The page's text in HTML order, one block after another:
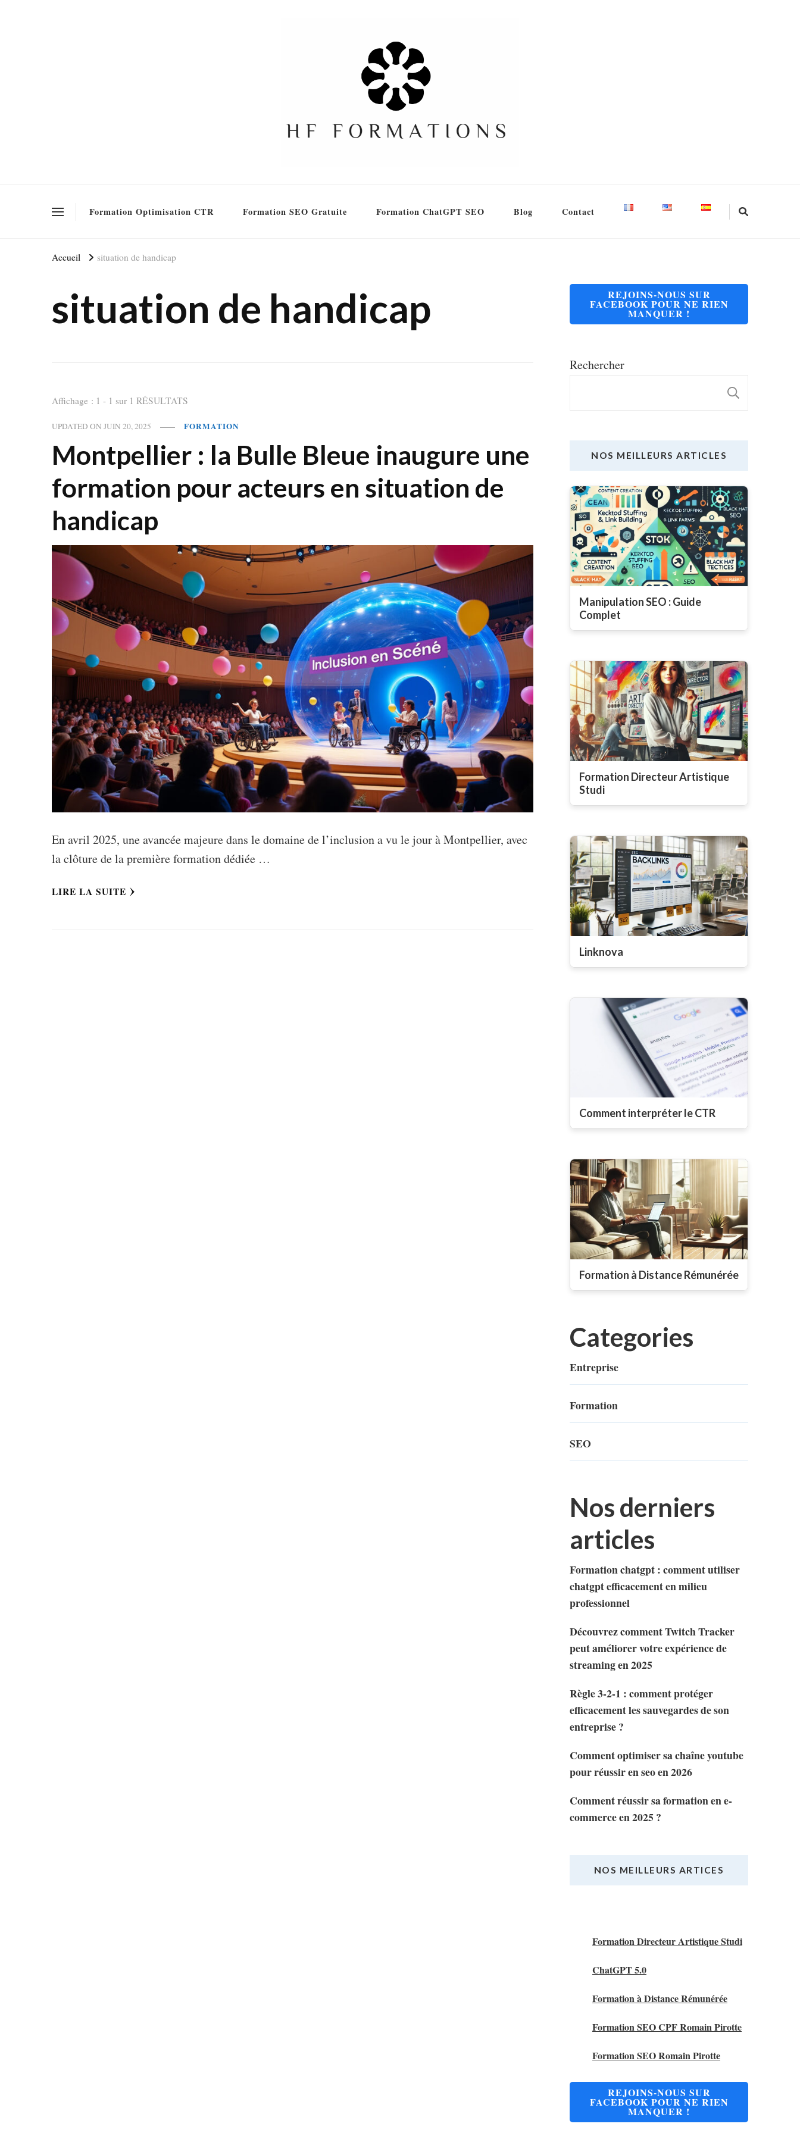
Formation Optimisation CTR Formation SEO Gratuite Formation ChatGPT SEO Blog Contact
Accueil situation de handicap
situation de handicap
Affichage : 1 - 1 sur 1 RÉSULTATS
UPDATED ONJUIN 20, 2025 FORMATION
Montpellier : la Bulle Bleue inaugure une
formation pour acteurs en situation de
handicap
En avril 2025, une avancée majeure dans le domaine de l’inclusion a vu le jour à Montpellier, avec
la clôture de la première formation dédiée …
LIRE LA SUITE
REJOINS-NOUS SUR
FACEBOOK POUR NE RIEN
MANQUER !
Rechercher
NOS MEILLEURS ARTICLES
Manipulation SEO : Guide
Complet
Formation Directeur Artistique
Studi
Linknova
Comment interpréter le CTR
Formation à Distance Rémunérée
Categories
Entreprise
Formation
SEO
Nos derniers
articles
Formation chatgpt : comment utiliser
chatgpt efficacement en milieu
professionnel
Découvrez comment Twitch Tracker
peut améliorer votre expérience de
streaming en 2025
Règle 3-2-1 : comment protéger
efficacement les sauvegardes de son
entreprise ?
Comment optimiser sa chaîne youtube
pour réussir en seo en 2026
Comment réussir sa formation en e-
commerce en 2025 ?
NOS MEILLEURS ARTICES
Formation Directeur Artistique Studi
ChatGPT 5.0
Formation à Distance Rémunérée
Formation SEO CPF Romain Pirotte
Formation SEO Romain Pirotte
REJOINS-NOUS SUR
FACEBOOK POUR NE RIEN
MANQUER !